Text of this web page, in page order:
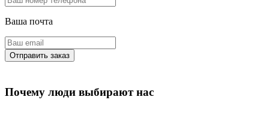
Ваша почта
Почему люди выбирают нас